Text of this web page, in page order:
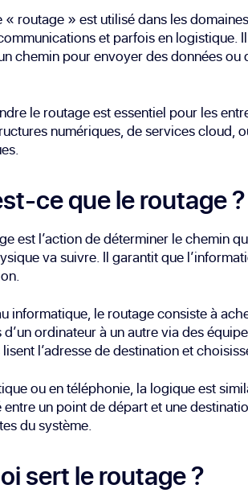
« routage » est utilisé dans les
et parfois en logistique.
chemin pour envoyer des données ou
le routage est essentiel pour les
numériques, de services cloud,
ce que le routage ?
est l’action de déterminer le chemin
va suivre. Il garantit que
informatique, le routage consiste à
ordinateur à un autre via des
l’adresse de destination et
ou en téléphonie, la logique est
un point de départ et une
du système.
sert le routage ?